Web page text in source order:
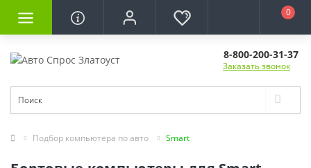
0
8-800-200-31-37
Заказать звонок
Подбор компьютера по авто Smart